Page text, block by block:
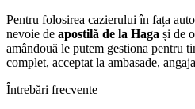
Pentru folosirea cazierului în fața
nevoie de apostilă de la Haga și de o
amândouă le putem gestiona pentru
complet, acceptat la ambasade,
Întrebări frecvente